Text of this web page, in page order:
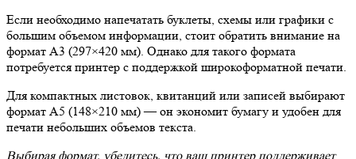
Если необходимо напечатать буклеты, схемы или графики с
большим объемом информации, стоит обратить внимание на
формат А3 (297×420 мм). Однако для такого формата
потребуется принтер с поддержкой широкоформатной печати.
Для компактных листовок, квитанций или записей выбирают
формат А5 (148×210 мм) — он экономит бумагу и удобен для
печати небольших объемов текста.
Выбирая формат, убедитесь, что ваш принтер поддерживает